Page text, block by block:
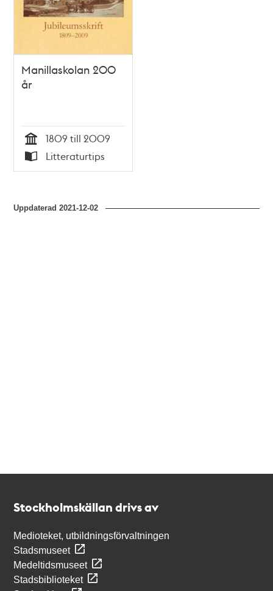
Manillaskolan 200
år
Tid
1809 till 2009
Typ
Litteraturtips
Uppdaterad2021-12-02
Stockholmskällan drivs av
Medioteket, utbildningsförvaltningen
Stadsmuseet
Medeltidsmuseet
Stadsbiblioteket